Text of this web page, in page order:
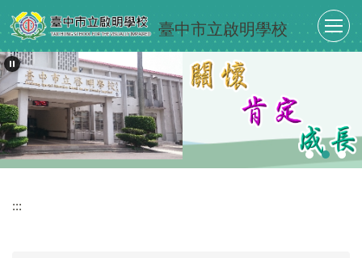
跳
到
主
要
內
容
區
臺中市立啟明學校
:::